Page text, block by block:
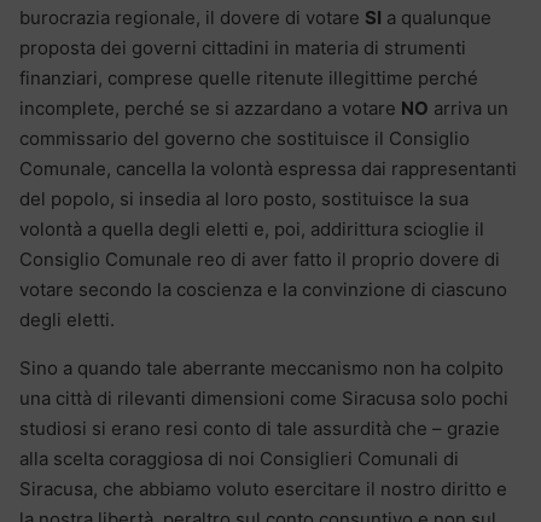
burocrazia regionale, il dovere di votare SI a qualunque
proposta dei governi cittadini in materia di strumenti
finanziari, comprese quelle ritenute illegittime perché
incomplete, perché se si azzardano a votare NO arriva un
commissario del governo che sostituisce il Consiglio
Comunale, cancella la volontà espressa dai rappresentanti
del popolo, si insedia al loro posto, sostituisce la sua
volontà a quella degli eletti e, poi, addirittura scioglie il
Consiglio Comunale reo di aver fatto il proprio dovere di
votare secondo la coscienza e la convinzione di ciascuno
degli eletti.
Sino a quando tale aberrante meccanismo non ha colpito
una città di rilevanti dimensioni come Siracusa solo pochi
studiosi si erano resi conto di tale assurdità che – grazie
alla scelta coraggiosa di noi Consiglieri Comunali di
Siracusa, che abbiamo voluto esercitare il nostro diritto e